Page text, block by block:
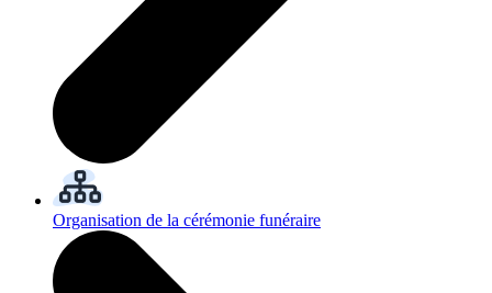
Organisation de la cérémonie funéraire